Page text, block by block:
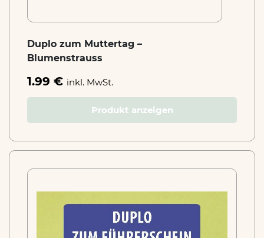
Duplo zum Muttertag –
Blumenstrauss
1.99 € inkl. MwSt.
Produkt anzeigen